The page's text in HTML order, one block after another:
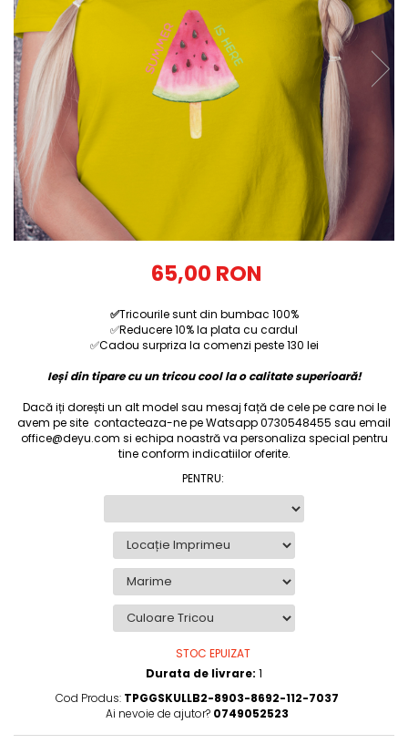
Tricouri Diverse
Tricouri Azi esti Tanar si maine...
Tricouri Motivationale
Tricouri Mamici
Tricouri Pensionari
Tricouri Animalute
Tricouri Stari
Tricouri Gameri
Tricouri Mesaje Virale
Tricouri Zicale Romanesti
65,00 RON
✅Tricourile sunt din bumbac 100%
✅Reducere 10% la plata cu cardul
✅Cadou surpriza la comenzi peste 130 lei
Ieși din tipare cu un tricou cool la o calitate superioară!
Dacă iți dorești un alt model sau mesaj față de cele pe care noi le
avem pe site contacteaza-ne pe Watsapp 0730548455 sau email
office@deyu.com si echipa noastră va personaliza special pentru
tine conform indicatiilor oferite.
PENTRU:
STOC EPUIZAT
Durata de livrare: 1
Cod Produs: TPGGSKULLB2-8903-8692-112-7037
Ai nevoie de ajutor? 0749052523